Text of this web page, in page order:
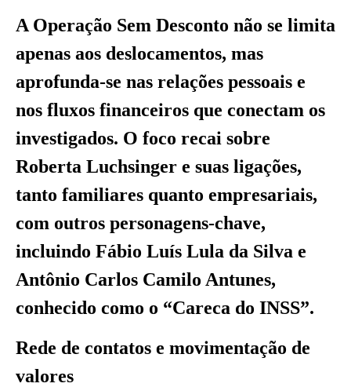
A Operação Sem Desconto não se limita
apenas aos deslocamentos, mas
aprofunda-se nas relações pessoais e
nos fluxos financeiros que conectam os
investigados. O foco recai sobre
Roberta Luchsinger e suas ligações,
tanto familiares quanto empresariais,
com outros personagens-chave,
incluindo Fábio Luís Lula da Silva e
Antônio Carlos Camilo Antunes,
conhecido como o “Careca do INSS”.
Rede de contatos e movimentação de
valores